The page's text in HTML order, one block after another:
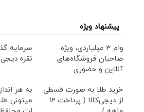
پیشنهاد ویژه
وام ۳ میلیاردی، ویژه
صاحبان فروشگاه‌های
آنلاین و حضوری
سرمایه
نقره دیجی
خرید طلا به صورت قسطی
از دیجی‌کالا ( پرداخت 12
به هر
میتونی